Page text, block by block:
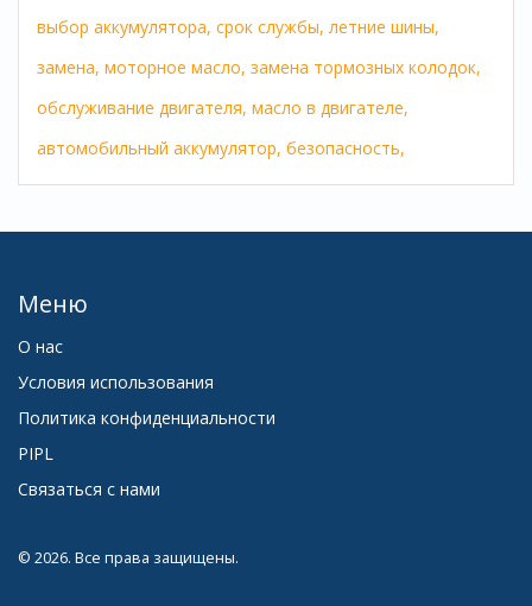
выбор аккумулятора, срок службы, летние шины,
замена, моторное масло, замена тормозных колодок,
обслуживание двигателя, масло в двигателе,
автомобильный аккумулятор, безопасность,
Меню
О нас
Условия использования
Политика конфиденциальности
PIPL
Связаться с нами
© 2026. Все права защищены.